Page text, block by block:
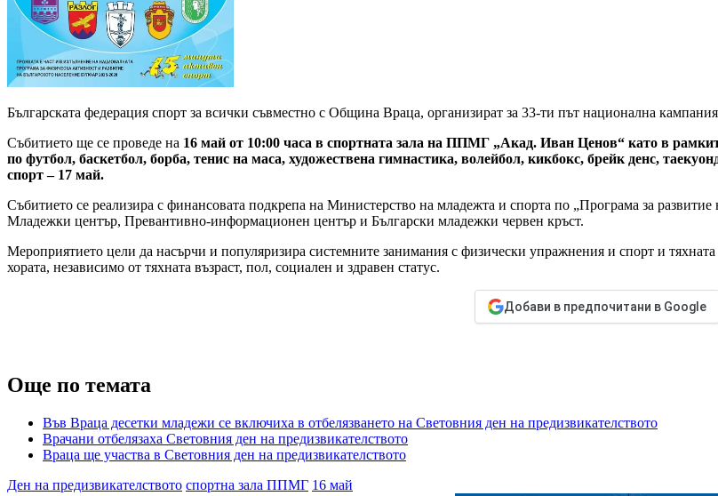
Българската федерация спорт за всички съвместно с Община Враца, организират за 33-ти път национална
Събитието ще се проведе на 16 май от 10:00 часа в спортната зала на ППМГ „Акад. Иван Ценов“ като в
по футбол, баскетбол, борба, тенис на маса, художествена гимнастика, волейбол, кикбокс, брейк денс,
спорт – 17 май.
Събитието се реализира с финансовата подкрепа на Министерство на младежта и спорта по „Програма за
Младежки център, Превантивно-информационен център и Български младежки червен кръст.
Мероприятието цели да насърчи и популяризира системните занимания с физически упражнения и спорт и тяхната
хората, независимо от тяхната възраст, пол, социален и здравен статус.
Добави в предпочитани в Google
Още по темата
Във Враца десетки младежи се включиха в отбелязването на Световния ден на предизвикателството
Врачани отбелязаха Световния ден на предизвикателството
Враца ще участва в Световния ден на предизвикателството
Ден на предизвикателството спортна зала ППМГ 16 май